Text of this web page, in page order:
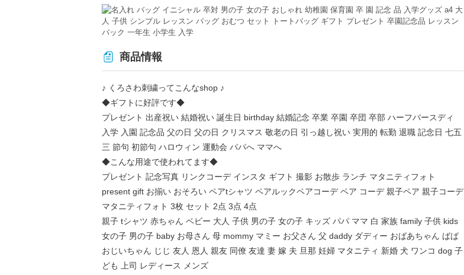
商品情報
♪ くろさわ刺繍ってこんなshop ♪
◆ギフトに好評です◆
プレゼント 出産祝い 結婚祝い 誕生日 birthday 結婚記念 卒業 卒園 卒団 卒部 ハーフバースディ
入学 入園 記念品 父の日 父の日 クリスマス 敬老の日 引っ越し祝い 実用的 転勤 退職 記念日 七五
三 節句 初節句 ハロウィン 運動会 パパへ ママへ
◆こんな用途で使われてます◆
プレゼント 記念写真 リンクコーデ インスタ ギフト 撮影 お散歩 ランチ マタニティフォト
present gift お揃い おそろい ペアtシャツ ペアルックペアコーデ ペア コーデ 親子ペア 親子コーデ
マタニティフォト 3枚 セット 2点 3点 4点
親子 tシャツ 赤ちゃん ベビー 大人 子供 男の子 女の子 キッズ パパ ママ 白 家族 family 子供 kids
女の子 男の子 baby お母さん 母 mommy マミー お父さん 父 daddy ダディー おばあちゃん ばば
おじいちゃん じじ 友人 恩人 親友 同僚 友達 妻 嫁 夫 旦那 妊婦 マタニティ 新婚 犬 ワンコ dog 子
ども 上司 レディース メンズ